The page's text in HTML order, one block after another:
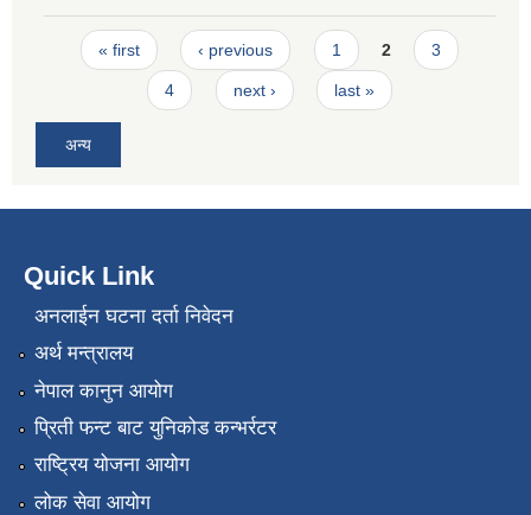
Pages
« first ‹ previous 1 2 3
4 next › last »
अन्य
Quick Link
अनलाईन घटना दर्ता निवेदन
अर्थ मन्त्रालय
नेपाल कानुन आयोग
प्रिती फन्ट बाट युनिकोड कन्भर्रटर
राष्ट्रिय योजना आयोग
लोक सेवा आयोग